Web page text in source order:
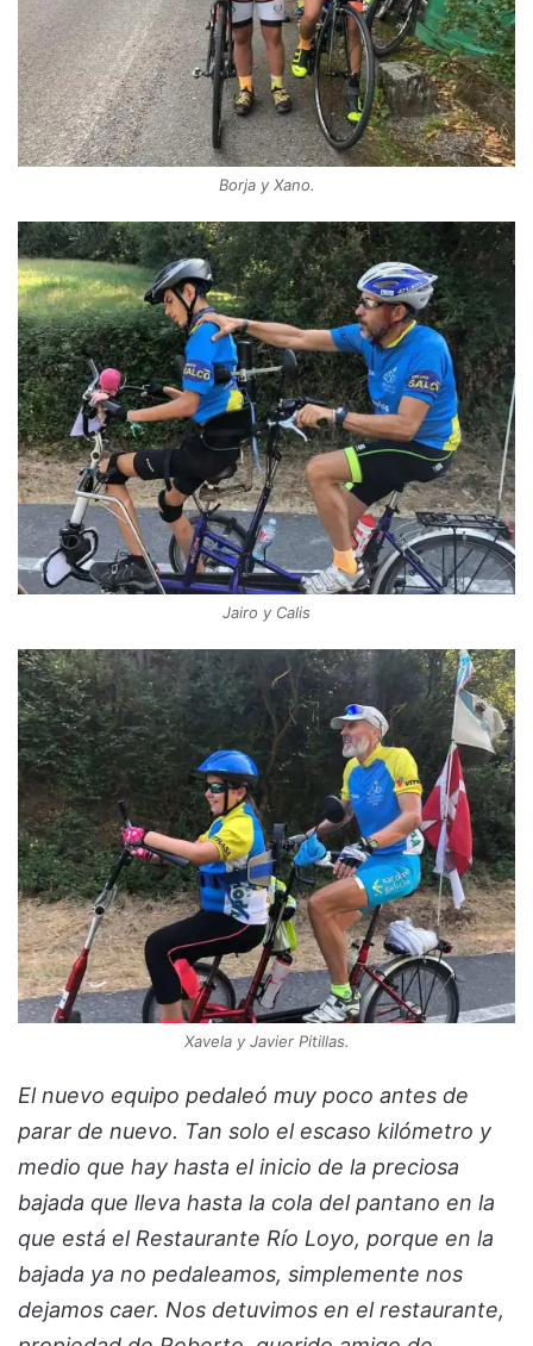
Borja y Xano.
Jairo y Calis
Xavela y Javier Pitillas.
El nuevo equipo pedaleó muy poco antes de
parar de nuevo. Tan solo el escaso kilómetro y
medio que hay hasta el inicio de la preciosa
bajada que lleva hasta la cola del pantano en la
que está el Restaurante Río Loyo, porque en la
bajada ya no pedaleamos, simplemente nos
dejamos caer. Nos detuvimos en el restaurante,